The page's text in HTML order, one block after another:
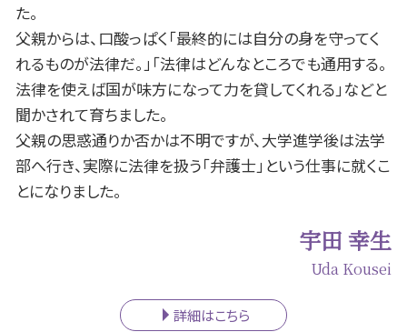
た。
父親からは、口酸っぱく「最終的には自分の身を守ってく
れるものが法律だ。」「法律はどんなところでも通用する。
法律を使えば国が味方になって力を貸してくれる」などと
聞かされて育ちました。
父親の思惑通りか否かは不明ですが、大学進学後は法学
部へ行き、実際に法律を扱う「弁護士」という仕事に就くこ
とになりました。
宇田 幸生
Uda Kousei
詳細はこちら